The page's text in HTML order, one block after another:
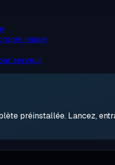
image
serveur
préinstallée. Lancez,